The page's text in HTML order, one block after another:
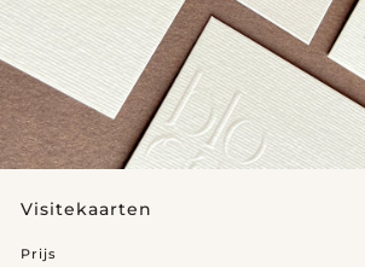
Visitekaarten
Prijs